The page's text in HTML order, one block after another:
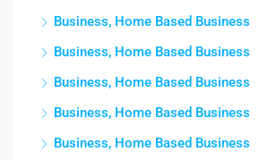
Business, Home Based Business
Business, Home Based Business
Business, Home Based Business
Business, Home Based Business
Business, Home Based Business